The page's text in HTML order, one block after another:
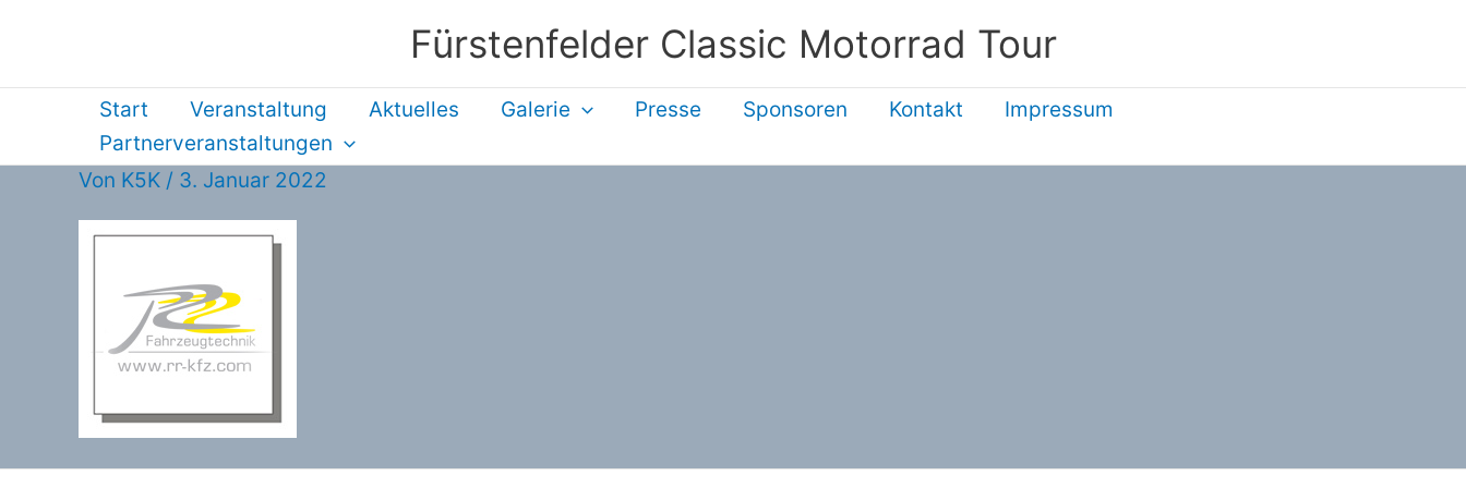
springen
Fürstenfelder Classic Motorrad Tour
Start Veranstaltung Aktuelles Galerie Presse Sponsoren Kontakt
Impressum
Partnerveranstaltungen
Von K5K / 3. Januar 2022